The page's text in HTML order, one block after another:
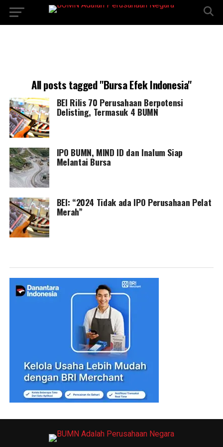
All posts tagged "Bursa Efek Indonesia"
BEI Rilis 70 Perusahaan Berpotensi
Delisting, Termasuk 4 BUMN
IPO BUMN, MIND ID dan Inalum Siap
Melantai Bursa
BEI: “2024 Tidak ada IPO Perusahaan Pelat
Merah”